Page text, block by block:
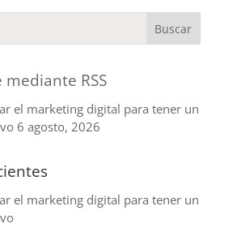
mediante RSS
el marketing digital para tener un
6 agosto, 2026
el marketing digital para tener un